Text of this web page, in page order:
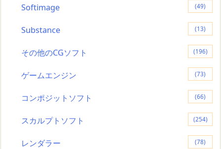
Softimage (49)
Substance (13)
その他のCGソフト (196)
ゲームエンジン (73)
コンポジットソフト (66)
スカルプトソフト (254)
レンダラー (78)